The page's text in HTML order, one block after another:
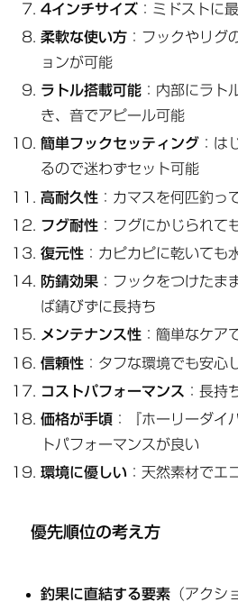
4インチサイズ ：ミドストに
柔軟な使い方 ：フックやリグ
ョンが可能
ラトル搭載可能 ：内部にラト
き、音でアピール可能
簡単フックセッティング ：は
るので迷わずセット可能
高耐久性 ：カマスを何匹釣っ
フグ耐性 ：フグにかじられて
復元性 ：カピカピに乾いても
防錆効果 ：フックをつけたま
ば錆びずに長持ち
メンテナンス性 ：簡単なケア
信頼性 ：タフな環境でも安心
コストパフォーマンス ：長持
価格が手頃 ：『ホーリーダイ
トパフォーマンスが良い
環境に優しい ：天然素材でエ
優先順位の考え方
釣果に直結する要素 （アクシ